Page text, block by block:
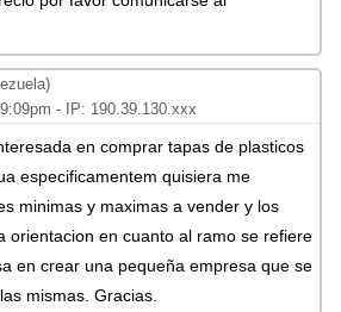
- IP: 190.39.130.xxx
en comprar tapas de plasticos
especificamentem quisiera me
minimas y maximas a vender y los
orientacion en cuanto al ramo se refiere
en crear una pequeña empresa que se
mismas. Gracias.